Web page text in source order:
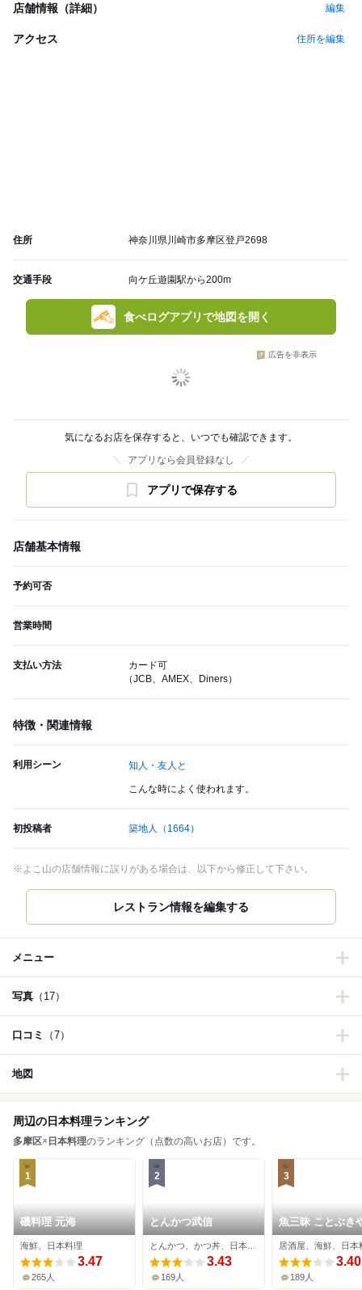
店舗情報（詳細） 編集
アクセス 住所を編集
住所 神奈川県川崎市多摩区登戸2698
交通手段 向ケ丘遊園駅から200m
食べログアプリで地図を開く
広告を非表示
気になるお店を保存すると、いつでも確認できます。
アプリなら会員登録なし
アプリで保存する
店舗基本情報
予約可否
営業時間
支払い方法
カード可
（JCB、AMEX、Diners）
特徴・関連情報
利用シーン 知人・友人と
こんな時によく使われます。
初投稿者 築地人 （1664）
※よこ山の店舗情報に誤りがある場合は、以下から修正して下さい。
レストラン情報を編集する
メニュー
写真 （17）
口コミ （7）
地図
周辺の日本料理ランキング
多摩区× 日本料理のランキング（点数の高いお店）です。
1
磯料理 元海
海鮮、日本料理
3.47
265人
2
とんかつ武信
3.43
169人
3
魚三昧 ことぶき
戸店
居酒屋、海鮮、日本
3.40
189人